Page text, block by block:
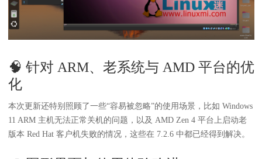
🧠 针对 ARM、老系统与 AMD 平台的优
化
本次更新还特别照顾了一些“容易被忽略”的使用场景，比如 Windows
11 ARM 主机无法正常关机的问题，以及 AMD Zen 4 平台上启动老
版本 Red Hat 客户机失败的情况，这些在 7.2.6 中都已经得到解决。